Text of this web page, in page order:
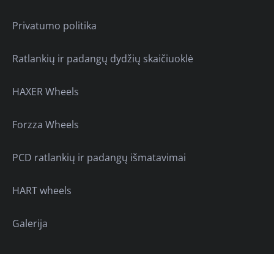
Privatumo politika
Ratlankių ir padangų dydžių skaičiuoklė
HAXER Wheels
Forzza Wheels
PCD ratlankių ir padangų išmatavimai
HART wheels
Galerija